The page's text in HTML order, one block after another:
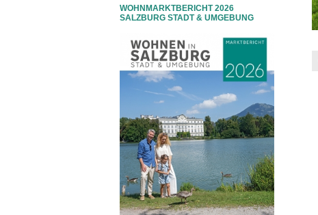
WOHNMARKTBERICHT 2026
SALZBURG STADT & UMGEBUNG